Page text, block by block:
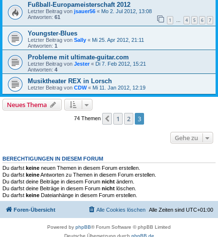
Fußball-Europameisterschaft 2012
Letzter Beitrag von jsauer56 « Mo 2. Jul 2012, 13:08
Antworten: 61 1 … 4 5 6 7
Youngster-Blues
Letzter Beitrag von Sally « Mi 25. Apr 2012, 21:11
Antworten: 1
Probleme mit ultimate-guitar.com
Letzter Beitrag von Jester « Di 7. Feb 2012, 15:21
Antworten: 4
Musiktheater REX in Lorsch
Letzter Beitrag von CDW« Mi 11. Jan 2012, 12:19
Neues Thema
74 Themen Vorherige
1 2 3
Gehe zu
BERECHTIGUNGEN IN DIESEM FORUM
Du darfst keine neuen Themen in diesem Forum erstellen.
Du darfst keineAntworten zu Themen in diesem Forum erstellen.
Du darfst deine Beiträge in diesem Forum nicht ändern.
Du darfst deine Beiträge in diesem Forum nicht löschen.
Du darfst keine Dateianhänge in diesem Forum erstellen.
Foren-Übersicht Alle Zeiten sind UTC+01:00
Alle Cookies löschen
Powered by phpBB® Forum Software © phpBB Limited
Deutsche Übersetzung durch phpBB.de